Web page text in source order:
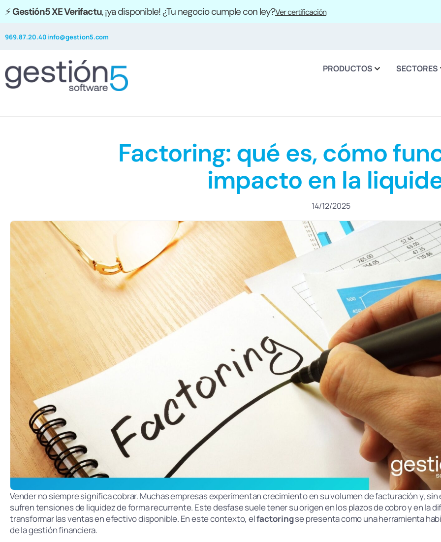
⚡Gestión5 XE Verifactu, ¡ya disponible! ¿Tu negocio cumple con ley?Ver certificación
969.87.20.40info@gestion5.com
PRODUCTOS SECTORES
Factoring: qué es, cómo
impacto en la
14/12/2025
Vender no siempre significa cobrar. Muchas empresas experimentan crecimiento en su volumen de facturación y, sin
sufren tensiones de liquidez de forma recurrente. Este desfase suele tener su origen en los plazos de cobro y en la
transformar las ventas en efectivo disponible. En este contexto, elfactoringse presenta como una herramienta
de la gestión financiera.